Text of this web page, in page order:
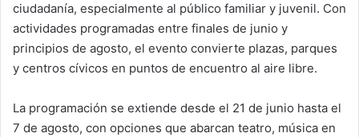
ciudadanía, especialmente al público familiar y juvenil. Con
actividades programadas entre finales de junio y
principios de agosto, el evento convierte plazas, parques
y centros cívicos en puntos de encuentro al aire libre.
La programación se extiende desde el 21 de junio hasta el
7 de agosto, con opciones que abarcan teatro, música en